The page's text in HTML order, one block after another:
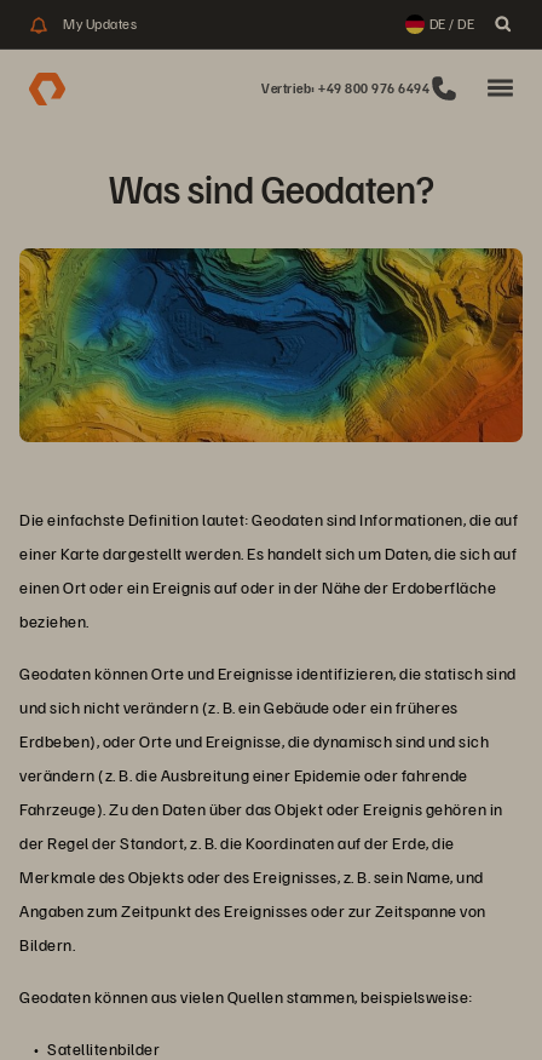
My Updates DE / DE
Vertrieb: +49 800 976 6494
Was sind Geodaten?
Die einfachste Definition lautet: Geodaten sind Informationen, die auf
einer Karte dargestellt werden. Es handelt sich um Daten, die sich auf
einen Ort oder ein Ereignis auf oder in der Nähe der Erdoberfläche
beziehen.
Geodaten können Orte und Ereignisse identifizieren, die statisch sind
und sich nicht verändern (z. B. ein Gebäude oder ein früheres
Erdbeben), oder Orte und Ereignisse, die dynamisch sind und sich
verändern (z. B. die Ausbreitung einer Epidemie oder fahrende
Fahrzeuge). Zu den Daten über das Objekt oder Ereignis gehören in
der Regel der Standort, z. B. die Koordinaten auf der Erde, die
Merkmale des Objekts oder des Ereignisses, z. B. sein Name, und
Angaben zum Zeitpunkt des Ereignisses oder zur Zeitspanne von
Bildern.
Geodaten können aus vielen Quellen stammen, beispielsweise:
Satellitenbilder